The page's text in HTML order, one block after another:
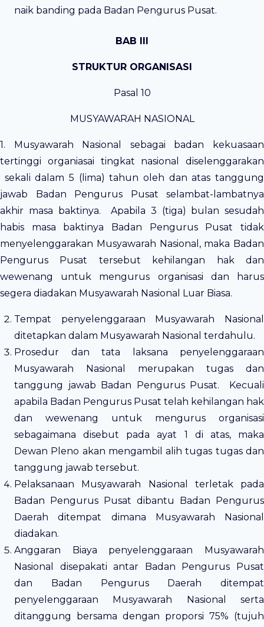
naik banding pada Badan Pengurus Pusat.
BAB III
STRUKTUR ORGANISASI
Pasal 10
MUSYAWARAH NASIONAL
1. Musyawarah Nasional sebagai badan kekuasaan
tertinggi organiasai tingkat nasional diselenggarakan
sekali dalam 5 (lima) tahun oleh dan atas tanggung
jawab Badan Pengurus Pusat selambat-lambatnya
akhir masa baktinya. Apabila 3 (tiga) bulan sesudah
habis masa baktinya Badan Pengurus Pusat tidak
menyelenggarakan Musyawarah Nasional, maka Badan
Pengurus Pusat tersebut kehilangan hak dan
wewenang untuk mengurus organisasi dan harus
segera diadakan Musyawarah Nasional Luar Biasa.
Tempat penyelenggaraan Musyawarah Nasional
ditetapkan dalam Musyawarah Nasional terdahulu.
Prosedur dan tata laksana penyelenggaraan
Musyawarah Nasional merupakan tugas dan
tanggung jawab Badan Pengurus Pusat. Kecuali
apabila Badan Pengurus Pusat telah kehilangan hak
dan wewenang untuk mengurus organisasi
sebagaimana disebut pada ayat 1 di atas, maka
Dewan Pleno akan mengambil alih tugas tugas dan
tanggung jawab tersebut.
Pelaksanaan Musyawarah Nasional terletak pada
Badan Pengurus Pusat dibantu Badan Pengurus
Daerah ditempat dimana Musyawarah Nasional
diadakan.
Anggaran Biaya penyelenggaraan Musyawarah
Nasional disepakati antar Badan Pengurus Pusat
dan Badan Pengurus Daerah ditempat
penyelenggaraan Musyawarah Nasional serta
ditanggung bersama dengan proporsi 75% (tujuh